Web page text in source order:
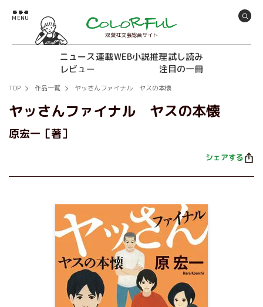
双葉社文芸総合サイト
ニュース連載WEB小説推理試し読み
レビュー
注目の一冊
TOP 作品一覧 ヤッさんファイナル ヤスの本懐
ヤッさんファイナル ヤスの本懐
原宏一［著］
シェアする